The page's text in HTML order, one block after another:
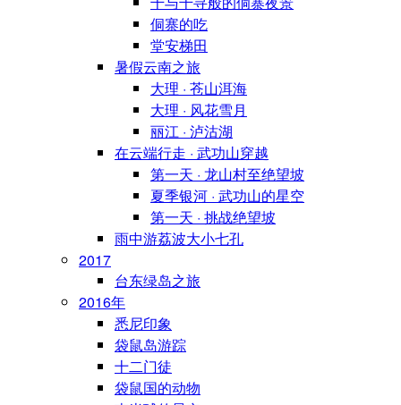
侗寨的吃
堂安梯田
暑假云南之旅
大理 · 苍山洱海
大理 · 风花雪月
丽江 · 泸沽湖
在云端行走 · 武功山穿越
第一天 · 龙山村至绝望坡
夏季银河 · 武功山的星空
第一天 · 挑战绝望坡
雨中游荔波大小七孔
2017
台东绿岛之旅
2016年
悉尼印象
袋鼠岛游踪
十二门徒
袋鼠国的动物